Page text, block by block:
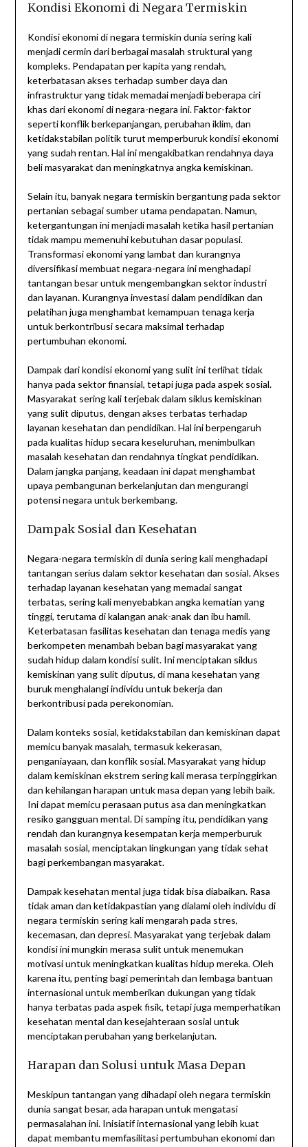
Kondisi Ekonomi di Negara Termiskin
Kondisi ekonomi di negara termiskin dunia sering kali
menjadi cermin dari berbagai masalah struktural yang
kompleks. Pendapatan per kapita yang rendah,
keterbatasan akses terhadap sumber daya dan
infrastruktur yang tidak memadai menjadi beberapa ciri
khas dari ekonomi di negara-negara ini. Faktor-faktor
seperti konflik berkepanjangan, perubahan iklim, dan
ketidakstabilan politik turut memperburuk kondisi ekonomi
yang sudah rentan. Hal ini mengakibatkan rendahnya daya
beli masyarakat dan meningkatnya angka kemiskinan.
Selain itu, banyak negara termiskin bergantung pada sektor
pertanian sebagai sumber utama pendapatan. Namun,
ketergantungan ini menjadi masalah ketika hasil pertanian
tidak mampu memenuhi kebutuhan dasar populasi.
Transformasi ekonomi yang lambat dan kurangnya
diversifikasi membuat negara-negara ini menghadapi
tantangan besar untuk mengembangkan sektor industri
dan layanan. Kurangnya investasi dalam pendidikan dan
pelatihan juga menghambat kemampuan tenaga kerja
untuk berkontribusi secara maksimal terhadap
pertumbuhan ekonomi.
Dampak dari kondisi ekonomi yang sulit ini terlihat tidak
hanya pada sektor finansial, tetapi juga pada aspek sosial.
Masyarakat sering kali terjebak dalam siklus kemiskinan
yang sulit diputus, dengan akses terbatas terhadap
layanan kesehatan dan pendidikan. Hal ini berpengaruh
pada kualitas hidup secara keseluruhan, menimbulkan
masalah kesehatan dan rendahnya tingkat pendidikan.
Dalam jangka panjang, keadaan ini dapat menghambat
upaya pembangunan berkelanjutan dan mengurangi
potensi negara untuk berkembang.
Dampak Sosial dan Kesehatan
Negara-negara termiskin di dunia sering kali menghadapi
tantangan serius dalam sektor kesehatan dan sosial. Akses
terhadap layanan kesehatan yang memadai sangat
terbatas, sering kali menyebabkan angka kematian yang
tinggi, terutama di kalangan anak-anak dan ibu hamil.
Keterbatasan fasilitas kesehatan dan tenaga medis yang
berkompeten menambah beban bagi masyarakat yang
sudah hidup dalam kondisi sulit. Ini menciptakan siklus
kemiskinan yang sulit diputus, di mana kesehatan yang
buruk menghalangi individu untuk bekerja dan
berkontribusi pada perekonomian.
Dalam konteks sosial, ketidakstabilan dan kemiskinan dapat
memicu banyak masalah, termasuk kekerasan,
penganiayaan, dan konflik sosial. Masyarakat yang hidup
dalam kemiskinan ekstrem sering kali merasa terpinggirkan
dan kehilangan harapan untuk masa depan yang lebih baik.
Ini dapat memicu perasaan putus asa dan meningkatkan
resiko gangguan mental. Di samping itu, pendidikan yang
rendah dan kurangnya kesempatan kerja memperburuk
masalah sosial, menciptakan lingkungan yang tidak sehat
bagi perkembangan masyarakat.
Dampak kesehatan mental juga tidak bisa diabaikan. Rasa
tidak aman dan ketidakpastian yang dialami oleh individu di
negara termiskin sering kali mengarah pada stres,
kecemasan, dan depresi. Masyarakat yang terjebak dalam
kondisi ini mungkin merasa sulit untuk menemukan
motivasi untuk meningkatkan kualitas hidup mereka. Oleh
karena itu, penting bagi pemerintah dan lembaga bantuan
internasional untuk memberikan dukungan yang tidak
hanya terbatas pada aspek fisik, tetapi juga memperhatikan
kesehatan mental dan kesejahteraan sosial untuk
menciptakan perubahan yang berkelanjutan.
Harapan dan Solusi untuk Masa Depan
Meskipun tantangan yang dihadapi oleh negara termiskin
dunia sangat besar, ada harapan untuk mengatasi
permasalahan ini. Inisiatif internasional yang lebih kuat
dapat membantu memfasilitasi pertumbuhan ekonomi dan